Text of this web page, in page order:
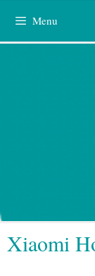
Menu
Xiaomi